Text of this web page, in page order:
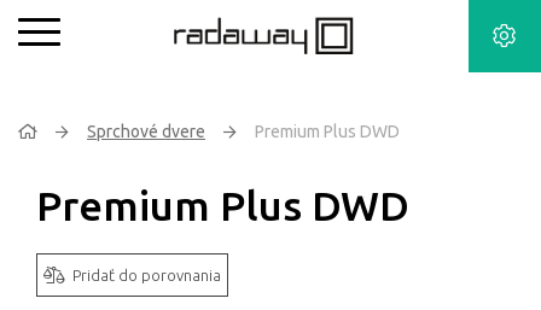
Sprchové dvere Premium Plus DWD
Premium Plus DWD
Pridať do porovnania